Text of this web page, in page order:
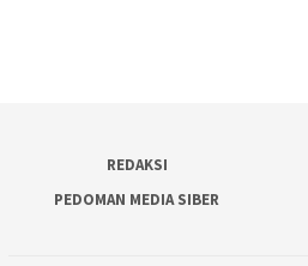
REDAKSI
PEDOMAN MEDIA SIBER